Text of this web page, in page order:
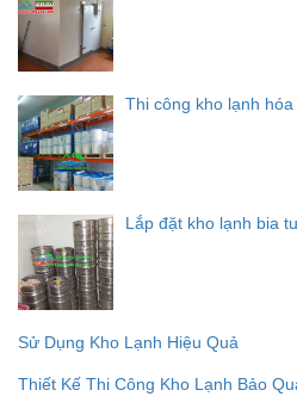
Thi công kho lạnh hóa
Lắp đặt kho lạnh bia
Sử Dụng Kho Lạnh Hiệu Quả
Thiết Kế Thi Công Kho Lạnh Bảo